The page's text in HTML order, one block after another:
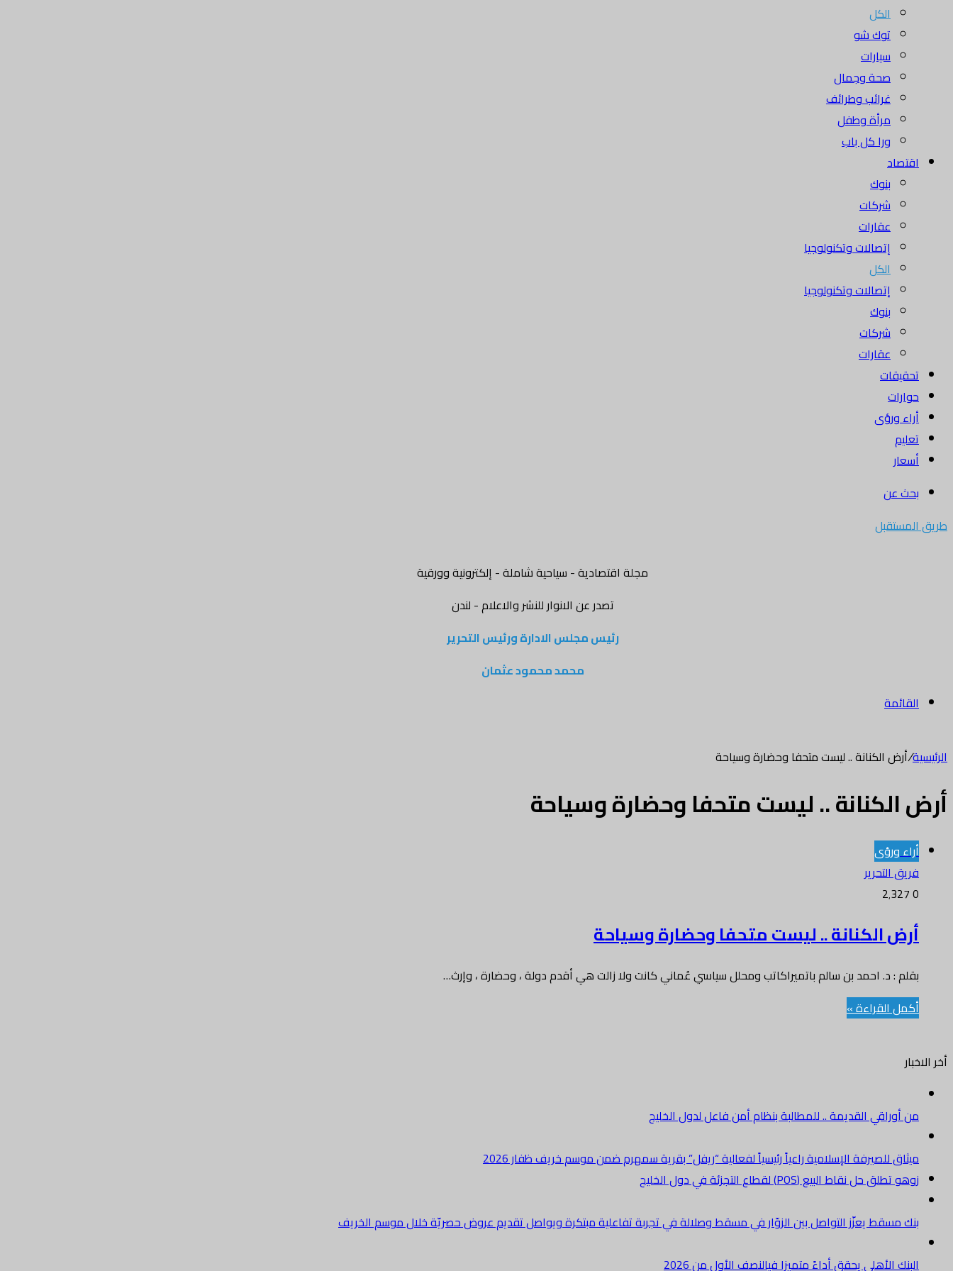
الكل
توك شو
سيارات
صحة وجمال
غرائب وطرائف
مرأة وطفل
ورا كل باب
اقتصاد
بنوك
شركات
عقارات
إتصالات وتكنولوجيا
الكل
إتصالات وتكنولوجيا
بنوك
شركات
عقارات
تحقيقات
حوارات
أراء ورؤى
تعليم
أسعار
بحث عن
طريق المستقبل
مجلة اقتصادية - سياحية شاملة - إلكترونية وورقية
تصدر عن الانوار للنشر والاعلام - لندن
رئيس مجلس الادارة ورئيس التحرير
محمد محمود عثمان
القائمة
الرئيسية/أرض الكنانة .. ليست متحفا وحضارة وسياحة
أرض الكنانة .. ليست متحفا وحضارة وسياحة
أراء ورؤى
فريق التحرير
0
أرض الكنانة .. ليست متحفا وحضارة وسياحة
بقلم : د. احمد بن سالم باتميراكاتب ومحلل سياسي عُماني كانت ولا زالت هي أقدم دولة ، وحضارة ، وإرث…
أكمل القراءة »
أخر الاخبار
من أوراقي القديمة .. للمطالبة بنظام أمن فاعل لدول الخليج
ميثاق للصيرفة الإسلامية راعياً رئيسياً لفعالية “ريفل” بقرية سمهرم ضمن موسم خريف ظفار 2026
زوهو تطلق حل نقاط البيع (POS) لقطاع التجزئة في دول الخليج
بنك مسقط يعزّز التواصل بين الزوّار في مسقط وصلالة في تجربة تفاعلية مبتكرة ويواصل تقديم عروض حصريّة خلال موسم الخريف
البنك الأهلي يحقق أداءً متميزا فيالنصف الأول من 2026